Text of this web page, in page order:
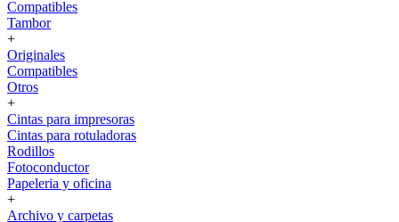
Compatibles
Tambor
+
Originales
Compatibles
Otros
+
Cintas para impresoras
Cintas para rotuladoras
Rodillos
Fotoconductor
Papeleria y oficina
+
Archivo y carpetas